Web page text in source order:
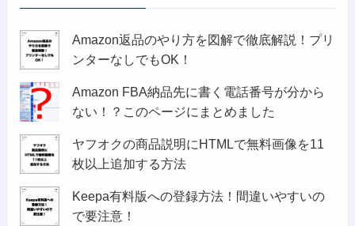
Amazon返品のやり方を図解で徹底解説！プリ
ンターなしでもOK！
Amazon FBA納品先に書く電話番号が分から
ない！？このページにまとめました
ヤフオクの商品説明にHTMLで無料画像を11
枚以上追加する方法
Keepa有料版への登録方法！間違いやすいの
で要注意！